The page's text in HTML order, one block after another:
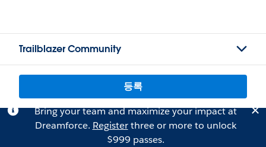
Trailblazer Community
등록
Bring your team and maximize your impact at
Dreamforce. Registerthree or more to unlock
$999 passes.